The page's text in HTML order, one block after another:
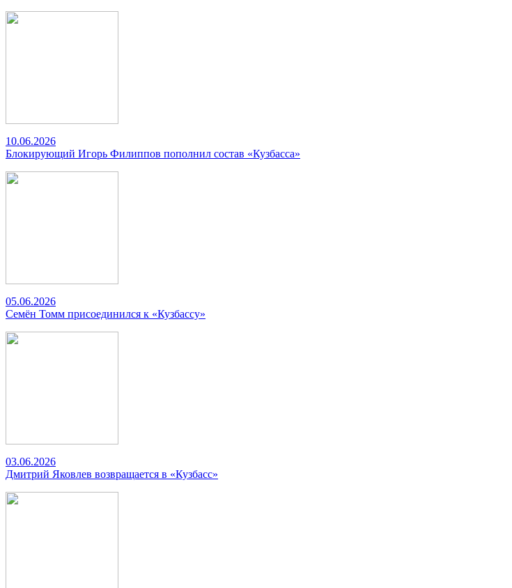
10.06.2026
Блокирующий Игорь Филиппов пополнил состав «Кузбасса»
05.06.2026
Семён Томм присоединился к «Кузбассу»
03.06.2026
Дмитрий Яковлев возвращается в «Кузбасс»